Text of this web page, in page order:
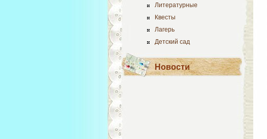
Литературные
Квесты
Лагерь
Детский сад
Новости